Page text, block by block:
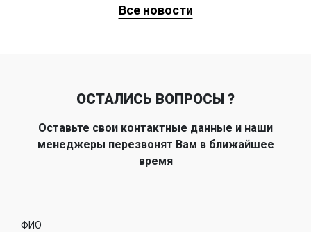
Все новости
ОСТАЛИСЬ ВОПРОСЫ ?
Оставьте свои контактные данные и наши
менеджеры перезвонят Вам в ближайшее
время
ФИО